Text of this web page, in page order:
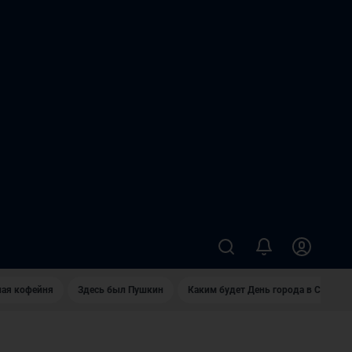
кофейня Здесь был Пушкин Каким будет День города в Самаре